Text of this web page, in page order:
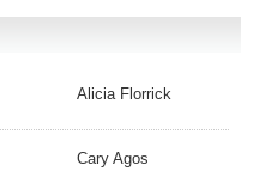
Alicia Florrick
Cary Agos